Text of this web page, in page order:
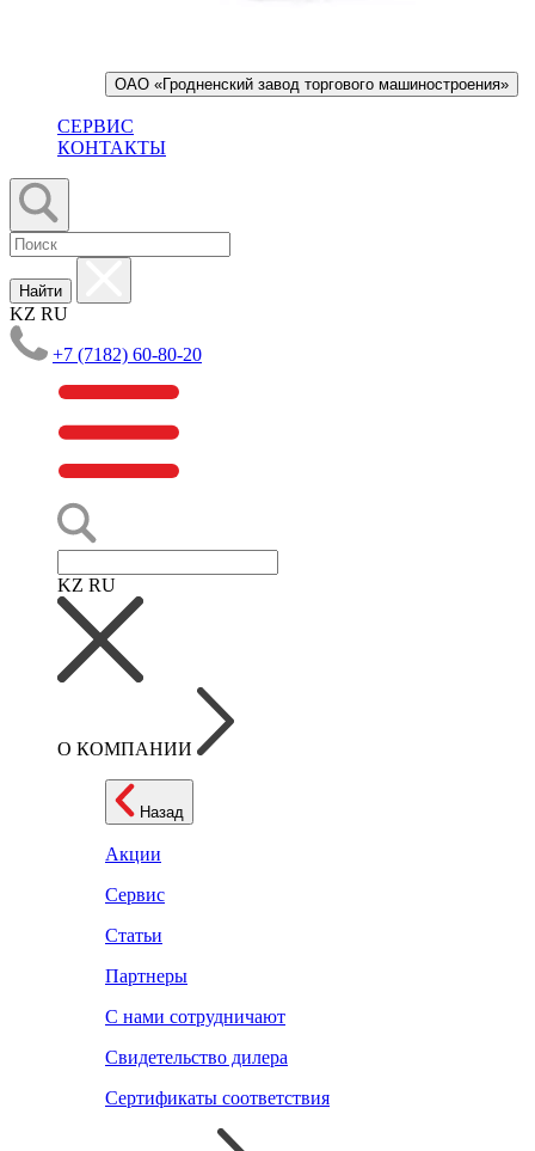
ОАО «Гродненский завод торгового машиностроения»
СЕРВИС
КОНТАКТЫ
Найти
KZ RU
+7 (7182) 60-80-20
KZ RU
О КОМПАНИИ
Назад
Акции
Сервис
Статьи
Партнеры
С нами сотрудничают
Свидетельство дилера
Сертификаты соответствия